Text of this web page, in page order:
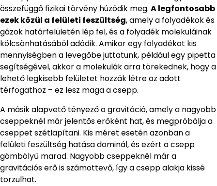
összefüggő fizikai törvény húzódik meg. A legfontosabb
ezek közül a felületi feszültség, amely a folyadékok és
gázok határfelületén lép fel, és a folyadék molekuláinak
kölcsönhatásából adódik. Amikor egy folyadékot kis
mennyiségben a levegőbe juttatunk, például egy pipetta
segítségével, akkor a molekulák arra törekednek, hogy a
lehető legkisebb felületet hozzák létre az adott
térfogathoz – ez lesz maga a csepp.
A másik alapvető tényező a gravitáció, amely a nagyobb
cseppeknél már jelentős erőként hat, és megpróbálja a
cseppet szétlapítani. Kis méret esetén azonban a
felületi feszültség hatása dominál, és ezért a csepp
gömbölyű marad. Nagyobb cseppeknél már a
gravitációs erő is számottevő, így a csepp alakja kissé
torzulhat.